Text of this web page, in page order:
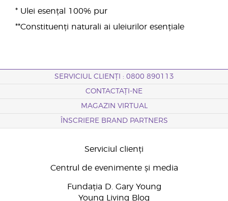
* Ulei esențal 100% pur
**Constituenți naturali ai uleiurilor esențiale
SERVICIUL CLIENȚI : 0800 890113
CONTACTAȚI-NE
MAGAZIN VIRTUAL
ÎNSCRIERE BRAND PARTNERS
Serviciul clienți
Centrul de evenimente și media
Fundația D. Gary Young
Young Living Blog